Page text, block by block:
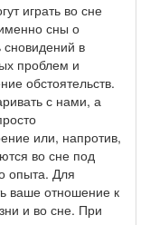
играть во сне
сны о
сновидений в
проблем и
обстоятельств.
с нами, а
или, напротив,
во сне под
опыта. Для
ваше отношение к
и во сне. При